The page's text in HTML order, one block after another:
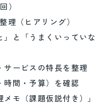
）
理（ヒアリング）
」と「うまくいっていな
サービスの特長を整理
時間・予算）を確認
モ（課題仮説付き）」